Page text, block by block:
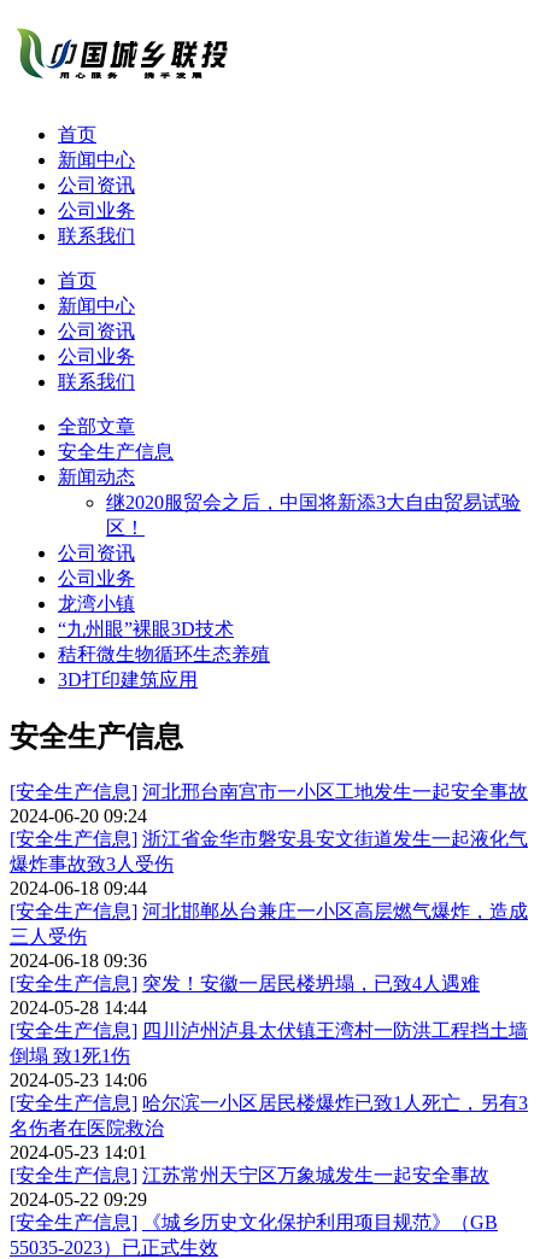
首页
新闻中心
公司资讯
公司业务
联系我们
首页
新闻中心
公司资讯
公司业务
联系我们
全部文章
安全生产信息
新闻动态
继2020服贸会之后，中国将新添3大自由贸易试验
区！
公司资讯
公司业务
龙湾小镇
“九州眼”裸眼3D技术
秸秆微生物循环生态养殖
3D打印建筑应用
安全生产信息
[安全生产信息] 河北邢台南宫市一小区工地发生一起安全事故
2024-06-20 09:24
[安全生产信息] 浙江省金华市磐安县安文街道发生一起液化气
爆炸事故致3人受伤
2024-06-18 09:44
[安全生产信息] 河北邯郸丛台兼庄一小区高层燃气爆炸，造成
三人受伤
2024-06-18 09:36
[安全生产信息] 突发！安徽一居民楼坍塌，已致4人遇难
2024-05-28 14:44
[安全生产信息] 四川泸州泸县太伏镇王湾村一防洪工程挡土墙
倒塌 致1死1伤
2024-05-23 14:06
[安全生产信息] 哈尔滨一小区居民楼爆炸已致1人死亡，另有3
名伤者在医院救治
2024-05-23 14:01
[安全生产信息] 江苏常州天宁区万象城发生一起安全事故
2024-05-22 09:29
[安全生产信息]
《城乡历史文化保护利用项目规范》（GB
55035-2023）已正式生效